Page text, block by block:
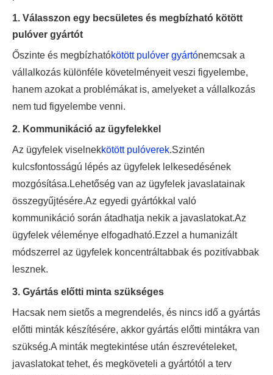
1. Válasszon egy becsületes és megbízható kötött
pulóver gyártót
Őszinte és megbízhatókötött pulóver gyártónemcsak a
vállalkozás különféle követelményeit veszi figyelembe,
hanem azokat a problémákat is, amelyeket a vállalkozás
nem tud figyelembe venni.
2. Kommunikáció az ügyfelekkel
Az ügyfelek viselnekkötött pulóverek.Szintén
kulcsfontosságú lépés az ügyfelek lelkesedésének
mozgósítása.Lehetőség van az ügyfelek javaslatainak
összegyűjtésére.Az egyedi gyártókkal való
kommunikáció során átadhatja nekik a javaslatokat.Az
ügyfelek véleménye elfogadható.Ezzel a humanizált
módszerrel az ügyfelek koncentráltabbak és pozitívabbak
lesznek.
3. Gyártás előtti minta szükséges
Hacsak nem sietős a megrendelés, és nincs idő a gyártás
előtti minták készítésére, akkor gyártás előtti mintákra van
szükség.A minták megtekintése után észrevételeket,
javaslatokat tehet, és megköveteli a gyártótól a terv